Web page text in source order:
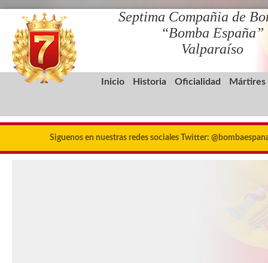
Septima Compañia de
“Bomba España”
Valparaíso
Inicio Historia Oficialidad Mártires
Siguenos en nuestras redes sociales Twitter: